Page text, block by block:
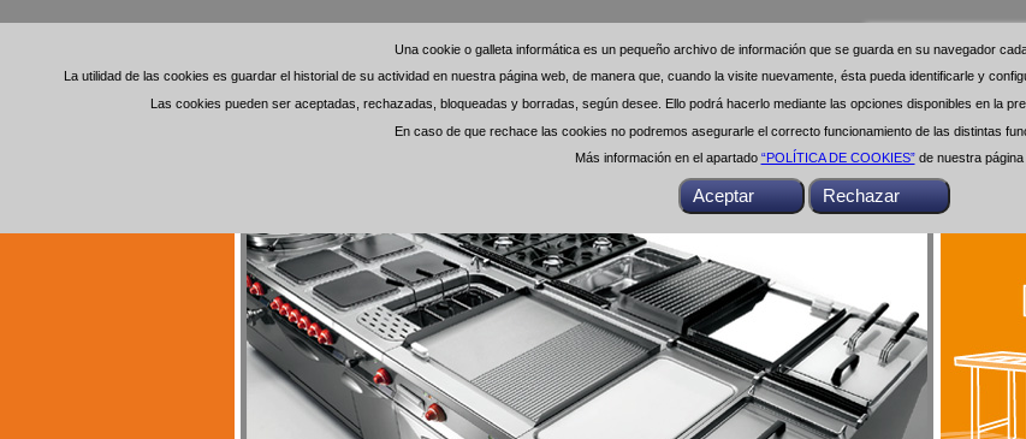
Una cookie o galleta informática es un pequeño archivo de información que se guarda en su navegador
La utilidad de las cookies es guardar el historial de su actividad en nuestra página web, de manera que, cuando la visite nuevamente, ésta pueda identificarle y
Las cookies pueden ser aceptadas, rechazadas, bloqueadas y borradas, según desee. Ello podrá hacerlo mediante las opciones disponibles en la
En caso de que rechace las cookies no podremos asegurarle el correcto funcionamiento de las distintas
Más información en el apartado “POLÍTICA DE COOKIES”de nuestra página
Una cookie o galleta informática es un pequeño archivo de información que se guarda en su navegador
La utilidad de las cookies es guardar el historial de su actividad en nuestra página web, de manera que, cuando la visite nuevamente, ésta pueda identificarle y
Las cookies pueden ser aceptadas, rechazadas, bloqueadas y borradas, según desee. Ello podrá hacerlo mediante las opciones disponibles en la
En caso de que rechace las cookies no podremos asegurarle el correcto funcionamiento de las distintas
Más información en el apartado “POLÍTICA DE COOKIES”de nuestra página
Buscar